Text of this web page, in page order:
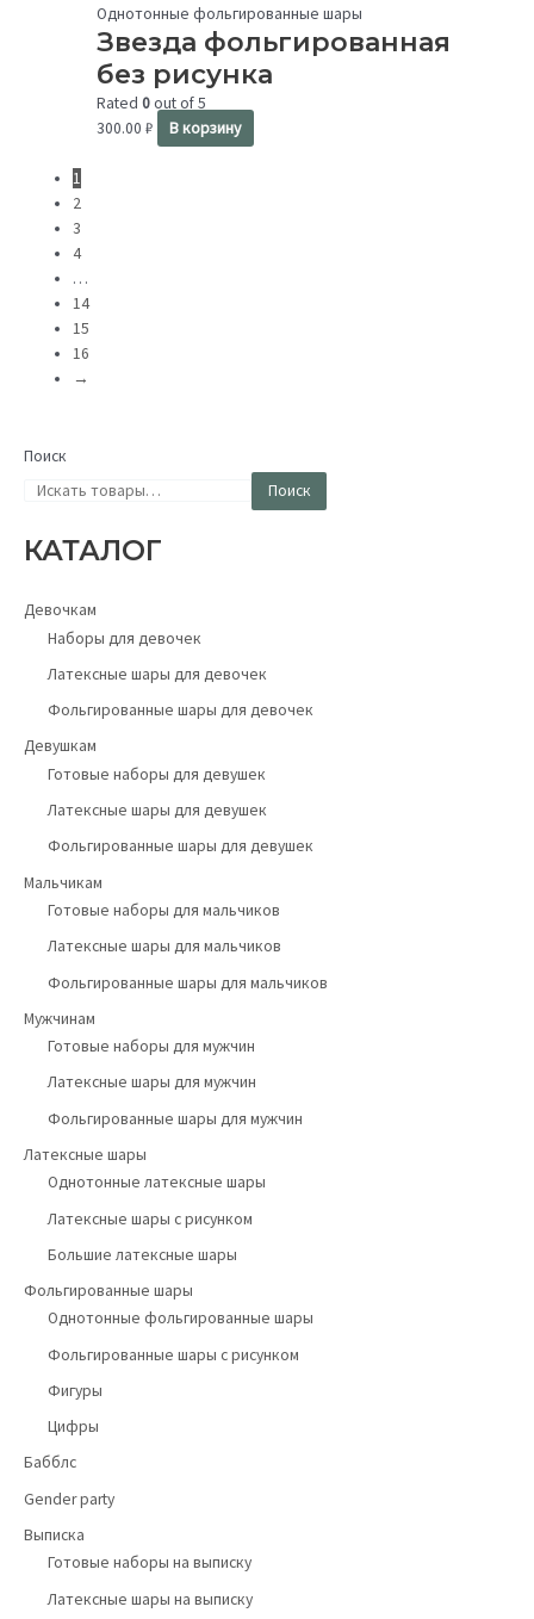
Поиск
Поиск
КАТАЛОГ
Девочкам
Наборы для девочек
Латексные шары для девочек
Фольгированные шары для девочек
Девушкам
Готовые наборы для девушек
Латексные шары для девушек
Фольгированные шары для девушек
Мальчикам
Готовые наборы для мальчиков
Латексные шары для мальчиков
Фольгированные шары для мальчиков
Мужчинам
Готовые наборы для мужчин
Латексные шары для мужчин
Фольгированные шары для мужчин
Латексные шары
Однотонные латексные шары
Латексные шары с рисунком
Большие латексные шары
Фольгированные шары
Однотонные фольгированные шары
Фольгированные шары с рисунком
Фигуры
Цифры
Бабблс
Gender party
Выписка
Готовые наборы на выписку
Латексные шары на выписку
Однотонные фольгированные шары
Звезда фольгированная
без рисунка
Rated0out of 5
300.00₽ В корзину
product
has
variants.
The
1
2
3
4
…
14
15
16
→